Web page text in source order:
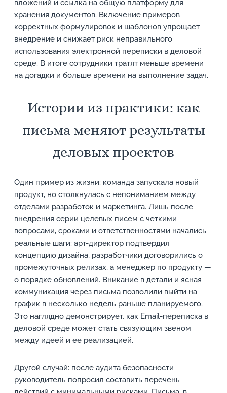
вложений и ссылка на общую платформу для
хранения документов. Включение примеров
корректных формулировок и шаблонов упрощает
внедрение и снижает риск неправильного
использования электронной переписки в деловой
среде. В итоге сотрудники тратят меньше времени
на догадки и больше времени на выполнение задач.
Истории из практики: как
письма меняют результаты
деловых проектов
Один пример из жизни: команда запускала новый
продукт, но столкнулась с непониманием между
отделами разработок и маркетинга. Лишь после
внедрения серии целевых писем с четкими
вопросами, сроками и ответственностями начались
реальные шаги: арт-директор подтвердил
концепцию дизайна, разработчики договорились о
промежуточных релизах, а менеджер по продукту —
о порядке обновлений. Вникание в детали и ясная
коммуникация через письма позволили выйти на
график в несколько недель раньше планируемого.
Это наглядно демонстрирует, как Email-переписка в
деловой среде может стать связующим звеном
между идеей и ее реализацией.
Другой случай: после аудита безопасности
руководитель попросил составить перечень